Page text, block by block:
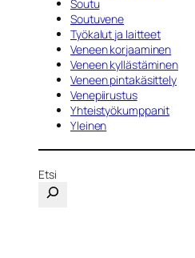
Soutu
Soutuvene
Työkalut ja laitteet
Veneen korjaaminen
Veneen kyllästäminen
Veneen pintakäsittely
Venepiirustus
Yhteistyökumppanit
Yleinen
Etsi